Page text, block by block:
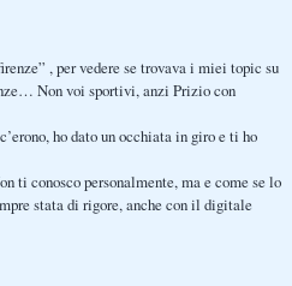
, per vedere se trovava i miei topic su
Non voi sportivi, anzi Prizio con
ho dato un occhiata in giro e ti ho
ti conosco personalmente, ma e come se lo
stata di rigore, anche con il digitale